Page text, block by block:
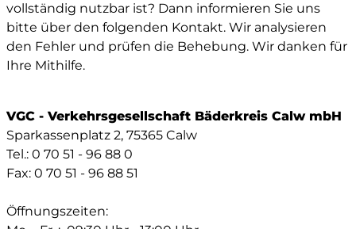
vollständig nutzbar ist? Dann informieren Sie uns
bitte über den folgenden Kontakt. Wir analysieren
den Fehler und prüfen die Behebung. Wir danken für
Ihre Mithilfe.
VGC - Verkehrsgesellschaft Bäderkreis Calw mbH
Sparkassenplatz 2, 75365 Calw
Tel.: 0 70 51 - 96 88 0
Fax: 0 70 51 - 96 88 51
Öffnungszeiten: